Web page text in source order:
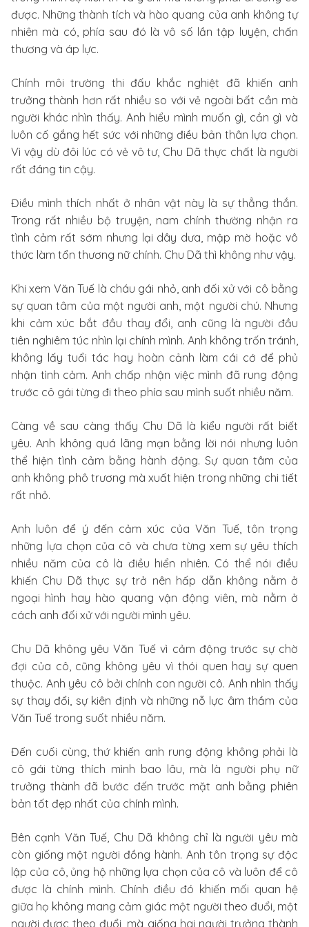
được. Những thành tích và hào quang của anh không tự
nhiên mà có, phía sau đó là vô số lần tập luyện, chấn
thương và áp lực.
Chính môi trường thi đấu khắc nghiệt đã khiến anh
trưởng thành hơn rất nhiều so với vẻ ngoài bất cần mà
người khác nhìn thấy. Anh hiểu mình muốn gì, cần gì và
luôn cố gắng hết sức với những điều bản thân lựa chọn.
Vì vậy dù đôi lúc có vẻ vô tư, Chu Dã thực chất là người
rất đáng tin cậy.
Điều mình thích nhất ở nhân vật này là sự thẳng thắn.
Trong rất nhiều bộ truyện, nam chính thường nhận ra
tình cảm rất sớm nhưng lại dây dưa, mập mờ hoặc vô
thức làm tổn thương nữ chính. Chu Dã thì không như vậy.
Khi xem Văn Tuế là cháu gái nhỏ, anh đối xử với cô bằng
sự quan tâm của một người anh, một người chú. Nhưng
khi cảm xúc bắt đầu thay đổi, anh cũng là người đầu
tiên nghiêm túc nhìn lại chính mình. Anh không trốn tránh,
không lấy tuổi tác hay hoàn cảnh làm cái cớ để phủ
nhận tình cảm. Anh chấp nhận việc mình đã rung động
trước cô gái từng đi theo phía sau mình suốt nhiều năm.
Càng về sau càng thấy Chu Dã là kiểu người rất biết
yêu. Anh không quá lãng mạn bằng lời nói nhưng luôn
thể hiện tình cảm bằng hành động. Sự quan tâm của
anh không phô trương mà xuất hiện trong những chi tiết
rất nhỏ.
Anh luôn để ý đến cảm xúc của Văn Tuế, tôn trọng
những lựa chọn của cô và chưa từng xem sự yêu thích
nhiều năm của cô là điều hiển nhiên. Có thể nói điều
khiến Chu Dã thực sự trở nên hấp dẫn không nằm ở
ngoại hình hay hào quang vận động viên, mà nằm ở
cách anh đối xử với người mình yêu.
Chu Dã không yêu Văn Tuế vì cảm động trước sự chờ
đợi của cô, cũng không yêu vì thói quen hay sự quen
thuộc. Anh yêu cô bởi chính con người cô. Anh nhìn thấy
sự thay đổi, sự kiên định và những nỗ lực âm thầm của
Văn Tuế trong suốt nhiều năm.
Đến cuối cùng, thứ khiến anh rung động không phải là
cô gái từng thích mình bao lâu, mà là người phụ nữ
trưởng thành đã bước đến trước mặt anh bằng phiên
bản tốt đẹp nhất của chính mình.
Bên cạnh Văn Tuế, Chu Dã không chỉ là người yêu mà
còn giống một người đồng hành. Anh tôn trọng sự độc
lập của cô, ủng hộ những lựa chọn của cô và luôn để cô
được là chính mình. Chính điều đó khiến mối quan hệ
giữa họ không mang cảm giác một người theo đuổi, một
người được theo đuổi, mà giống hai người trưởng thành